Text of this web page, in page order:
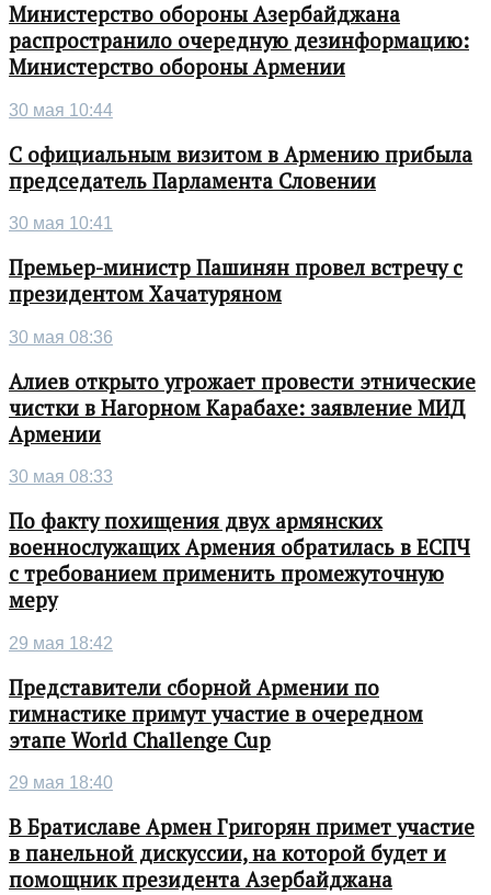
Министерство обороны Азербайджана
распространило очередную дезинформацию:
Министерство обороны Армении
30 мая 10:44
С официальным визитом в Армению прибыла
председатель Парламента Словении
30 мая 10:41
Премьер-министр Пашинян провел встречу с
президентом Хачатуряном
30 мая 08:36
Алиев открыто угрожает провести этнические
чистки в Нагорном Карабахе: заявление МИД
Армении
30 мая 08:33
По факту похищения двух армянских
военнослужащих Армения обратилась в ЕСПЧ
с требованием применить промежуточную
меру
29 мая 18:42
Представители сборной Армении по
гимнастике примут участие в очередном
этапе World Challenge Cup
29 мая 18:40
В Братиславе Армен Григорян примет участие
в панельной дискуссии, на которой будет и
помощник президента Азербайджана